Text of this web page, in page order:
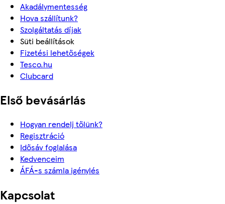
Akadálymentesség
Hova szállítunk?
Szolgáltatás díjak
Süti beállítások
Fizetési lehetőségek
Tesco.hu
Clubcard
Első bevásárlás
Hogyan rendelj tőlünk?
Regisztráció
Idősáv foglalása
Kedvenceim
ÁFÁ-s számla igénylés
Kapcsolat